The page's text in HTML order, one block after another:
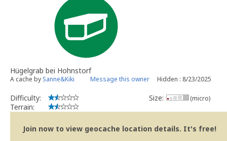
Hügelgrab bei Hohnstorf
A cache by Sanne&Kiki Message this owner Hidden : 8/23/2025
Difficulty:
Terrain:
Size: (micro)
Join now to view geocache location details. It's free!